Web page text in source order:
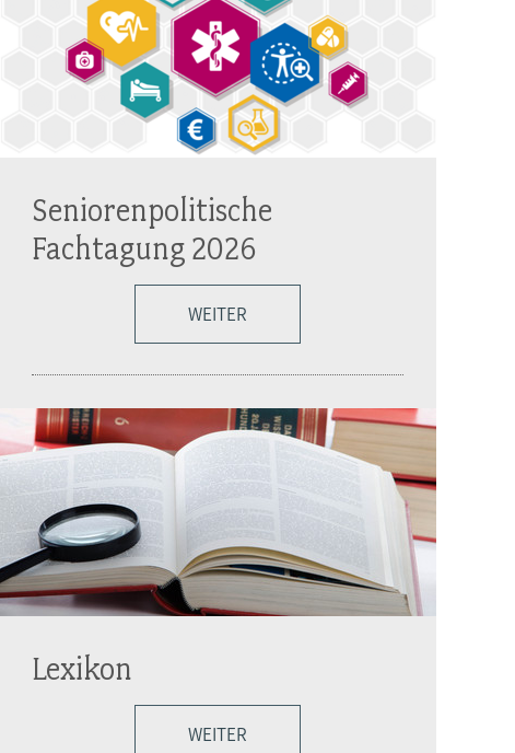
Seniorenpolitische
Fachtagung 2026
WEITER
Lexikon
WEITER